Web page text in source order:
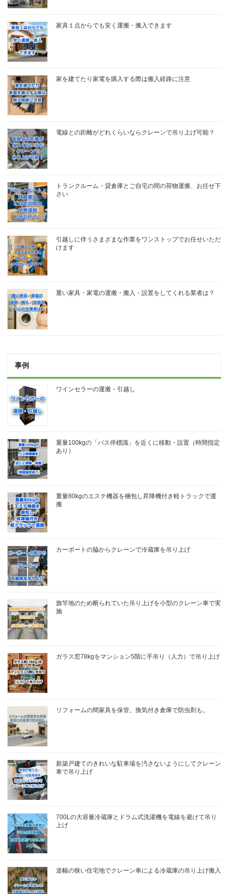
家具１点からでも安く運搬・搬入できます
家を建てたり家電を購入する際は搬入経路に注意
電線との距離がどれくらいならクレーンで吊り上げ可能？
トランクルーム・貸倉庫とご自宅の間の荷物運搬、お任せ下
さい
引越しに伴うさまざまな作業をワンストップでお任せいただ
けます
重い家具・家電の運搬・搬入・設置をしてくれる業者は？
事例
ワインセラーの運搬・引越し
重量100kgの「バス停標識」を近くに移動・設置（時間指定
あり）
重量80kgのエステ機器を梱包し昇降機付き軽トラックで運
搬
カーポートの脇からクレーンで冷蔵庫を吊り上げ
旗竿地のため断られていた吊り上げを小型のクレーン車で実
施
ガラス窓78kgをマンション5階に手吊り（人力）で吊り上げ
リフォームの間家具を保管。換気付き倉庫で防虫剤も。
新築戸建てのきれいな駐車場を汚さないようにしてクレーン
車で吊り上げ
700Lの大容量冷蔵庫とドラム式洗濯機を電線を避けて吊り
上げ
道幅の狭い住宅地でクレーン車による冷蔵庫の吊り上げ搬入